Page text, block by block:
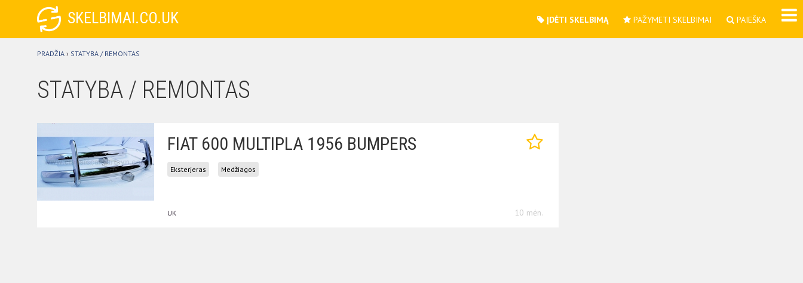
SKELBIMAI.CO.UK ĮDĖTI SKELBIMĄ PAŽYMETI SKELBIMAI PAIEŠKA
PRADŽIA › STATYBA / REMONTAS
STATYBA / REMONTAS
10 mėn.
FIAT 600 MULTIPLA 1956 BUMPERS
Eksterjeras Medžiagos
UK